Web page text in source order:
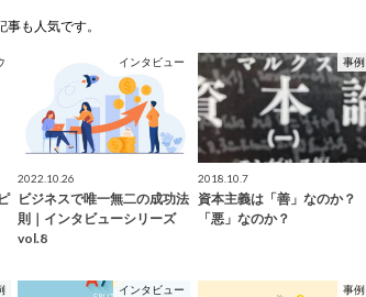
事も人気です。
インタビュー
2022.10.26
ビジネスで唯一無二の成功法
則｜インタビューシリーズ
vol.8
事例
2018.10.7
資本主義は「善」なのか？
「悪」なのか？
インタビュー 事例